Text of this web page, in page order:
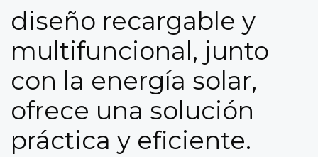
diseño recargable y
multifuncional, junto
con la energía solar,
ofrece una solución
práctica y eficiente.